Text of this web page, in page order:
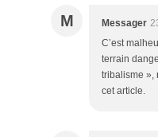
M Messager
C’est
terrain
tribalisme »,
cet article.